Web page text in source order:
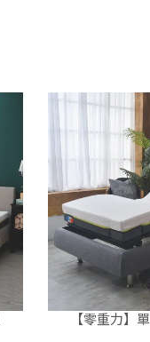
【零重力】